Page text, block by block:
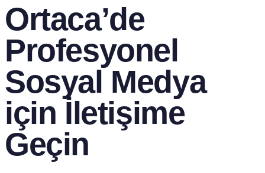
Ortaca’de
Profesyonel
Sosyal Medya
için İletişime
Geçin